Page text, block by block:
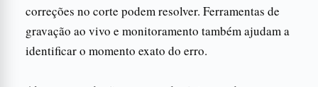
correções no corte podem resolver. Ferramentas de
gravação ao vivo e monitoramento também ajudam a
identificar o momento exato do erro.